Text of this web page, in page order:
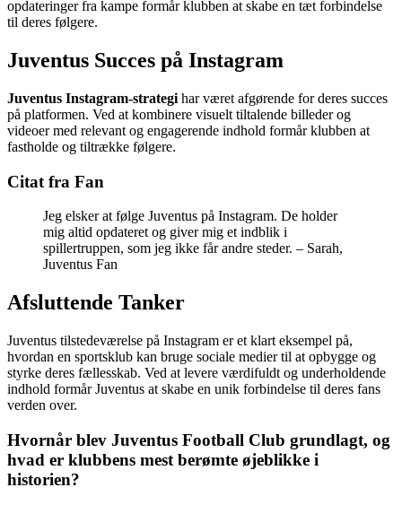
opdateringer fra kampe formår klubben at skabe en tæt forbindelse
til deres følgere.
Juventus Succes på Instagram
Juventus Instagram-strategi har været afgørende for deres succes
på platformen. Ved at kombinere visuelt tiltalende billeder og
videoer med relevant og engagerende indhold formår klubben at
fastholde og tiltrække følgere.
Citat fra Fan
Jeg elsker at følge Juventus på Instagram. De holder
mig altid opdateret og giver mig et indblik i
spillertruppen, som jeg ikke får andre steder. – Sarah,
Juventus Fan
Afsluttende Tanker
Juventus tilstedeværelse på Instagram er et klart eksempel på,
hvordan en sportsklub kan bruge sociale medier til at opbygge og
styrke deres fællesskab. Ved at levere værdifuldt og underholdende
indhold formår Juventus at skabe en unik forbindelse til deres fans
verden over.
Hvornår blev Juventus Football Club grundlagt, og
hvad er klubbens mest berømte øjeblikke i
historien?